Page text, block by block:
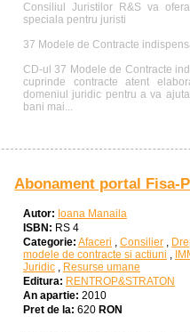
Consiliul Juristilor R&S va
speciala pentru juristi
37 Modele de Contracte
CD-ul 37 Modele de Contracte
cuprinde contracte atent
domeniul juridic pentru a va
bani mai...
Abonament portal Fisa-
Autor: Ioana Manaila
ISBN: RS 4
Categorie: Afaceri , Consilier ,
modele de contracte si actiuni ,
Juridic , Resurse umane
Editura: RENTROP&STRATON
An apartie: 2010
Pret de la: 620 RON